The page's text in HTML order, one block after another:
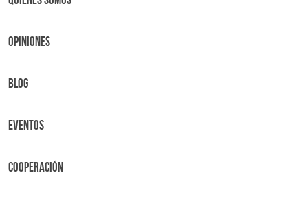
OPINIONES
BLOG
Eventos
Cooperación